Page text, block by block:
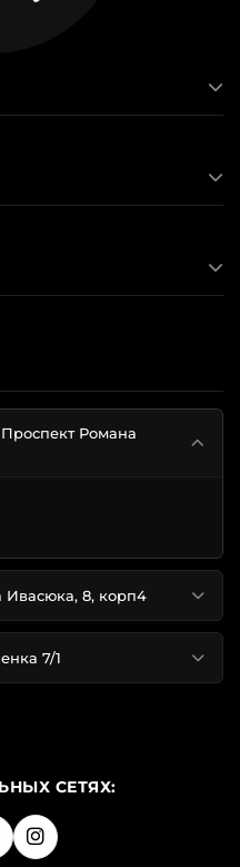
Романа
Ивасюка, 8, корп4
7/1
СЕТЯХ: